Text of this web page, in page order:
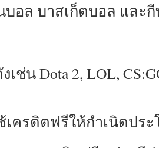
บอล บาสเก็ตบอล และ
เช่น Dota 2, LOL,
เครดิตฟรีให้กำเนิดปร